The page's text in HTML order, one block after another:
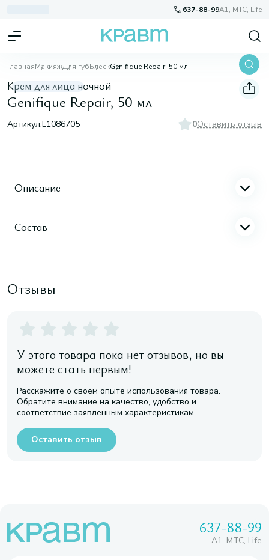
637-88-99A1, МТС, Life
ГлавнаяМакияжДля губБлескGenifique Repair, 50 мл
Крем для лица ночной
Genifique Repair, 50 мл
Артикул:L1086705 0Оставить отзыв
Описание
Состав
Отзывы
У этого товара пока нет отзывов, но вы
можете стать первым!
Расскажите о своем опыте использования товара.
Обратите внимание на качество, удобство и
соответствие заявленным характеристикам
Оставить отзыв
637-88-99
A1, МТС, Life